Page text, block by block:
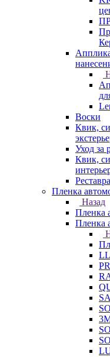
Воски
Квик,
Уход за
Квик,
Пленка
Назад
Пленка
Пленка